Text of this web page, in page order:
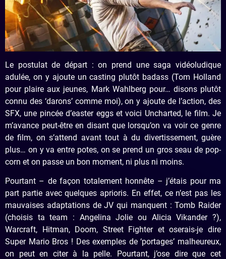
Le postulat de départ : on prend une saga vidéoludique
adulée, on y ajoute un casting plutôt badass (Tom Holland
pour plaire aux jeunes, Mark Wahlberg pour… disons plutôt
connu des ‘darons’ comme moi), on y ajoute de l’action, des
SFX, une pincée d’easter eggs et voici Uncharted, le film. Je
m’avance peut-être en disant que lorsqu’on va voir ce genre
de film, on s’attend avant tout à du divertissement, guère
plus… on y va entre potes, on se prend un gros seau de pop-
corn et on passe un bon moment, ni plus ni moins.
Pourtant – de façon totalement honnête – j’étais pour ma
part partie avec quelques aprioris. En effet, ce n’est pas les
mauvaises adaptations de JV qui manquent : Tomb Raider
(choisis ta team : Angelina Jolie ou Alicia Vikander ?),
Warcraft, Hitman, Doom, Street Fighter et oserais-je dire
Super Mario Bros ! Des exemples de ‘portages’ malheureux,
on peut en citer à la pelle. Pourtant, j’ose dire que cet